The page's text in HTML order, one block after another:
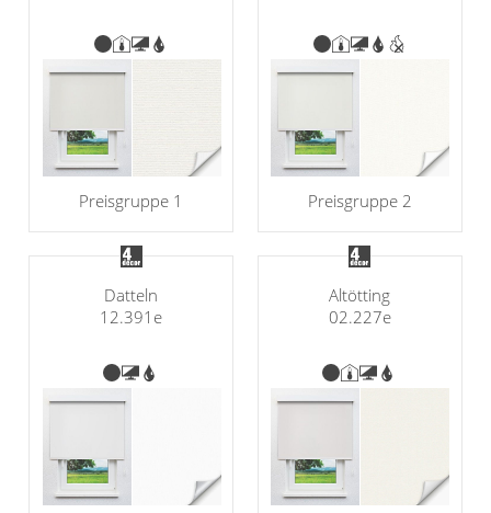
Preisgruppe 1 Preisgruppe 2
Datteln
12.391e
Altötting
02.227e